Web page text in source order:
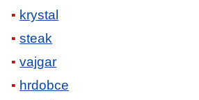
krystal
steak
vajgar
hrdobce